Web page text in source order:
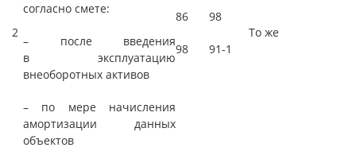
2
согласно смете:
– после введения
в эксплуатацию
внеоборотных активов
– по мере начисления
амортизации данных
объектов
86
98
98
91-1
То же